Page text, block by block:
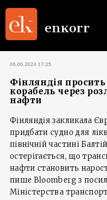
06.06.2024 17:25
Фінляндія
корабель через
нафти
Фінляндія закликала
придбати судно для
північній частині
остерігається, що
нафти становить
пише Bloomberg з
Міністерства